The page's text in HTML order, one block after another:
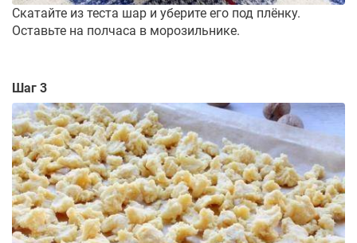
Скатайте из теста шар и уберите его под плёнку.
Оставьте на полчаса в морозильнике.
Шаг 3